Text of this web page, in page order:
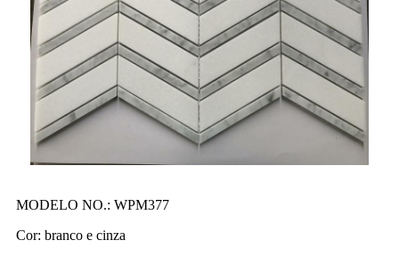
MODELO NO.: WPM377
Cor: branco e cinza